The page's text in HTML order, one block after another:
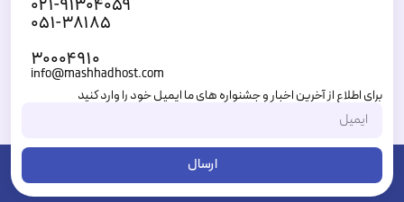
۰۲۱-۹۱۳۰۴۰۵۹
۰۵۱-۳۸۱۸۵
۳۰۰۰۴۹۱۰
info@mashhadhost.com
برای اطلاع از آخرین اخبار و جشنواره های ما ایمیل خود را وارد کنید
ارسال